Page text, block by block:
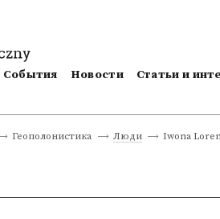
События Новости Статьи и
Геополонистика Люди Iwona